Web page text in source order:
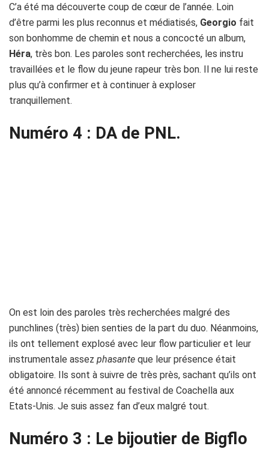
C’a été ma découverte coup de cœur de l’année. Loin
d’être parmi les plus reconnus et médiatisés, Georgio fait
son bonhomme de chemin et nous a concocté un album,
Héra, très bon. Les paroles sont recherchées, les instru
travaillées et le flow du jeune rapeur très bon. Il ne lui reste
plus qu’à confirmer et à continuer à exploser
tranquillement.
Numéro 4 : DA de PNL.
On est loin des paroles très recherchées malgré des
punchlines (très) bien senties de la part du duo. Néanmoins,
ils ont tellement explosé avec leur flow particulier et leur
instrumentale assez phasante que leur présence était
obligatoire. Ils sont à suivre de très près, sachant qu’ils ont
été annoncé récemment au festival de Coachella aux
Etats-Unis. Je suis assez fan d’eux malgré tout.
Numéro 3 : Le bijoutier de Bigflo